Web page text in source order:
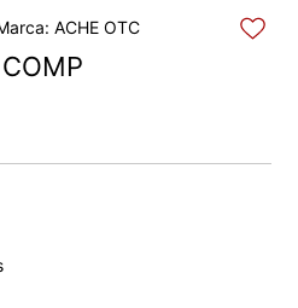
ACHE OTC